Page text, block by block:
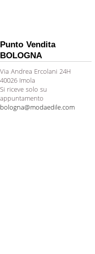
Punto Vendita
BOLOGNA
Via Andrea Ercolani 24H
40026 Imola
Si riceve solo su
appuntamento
bologna@modaedile.com